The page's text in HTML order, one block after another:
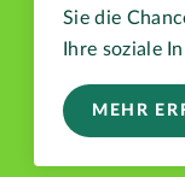
Sie die
Ihre soziale
MEHR